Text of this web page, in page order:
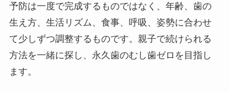
予防は一度で完成するものではなく、年齢、歯の
生え方、生活リズム、食事、呼吸、姿勢に合わせ
て少しずつ調整するものです。親子で続けられる
方法を一緒に探し、永久歯のむし歯ゼロを目指し
ます。